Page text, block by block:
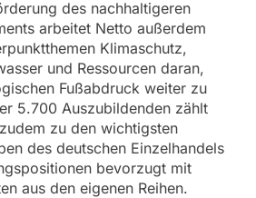
des nachhaltigeren
arbeitet Netto außerdem
Klimaschutz,
und Ressourcen daran,
Fußabdruck weiter zu
5.700 Auszubildenden zählt
zu den wichtigsten
des deutschen Einzelhandels
bevorzugt mit
aus den eigenen Reihen.